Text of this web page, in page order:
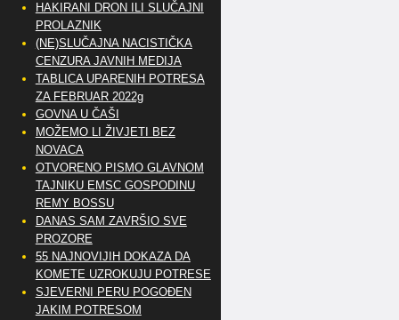
HAKIRANI DRON ILI SLUČAJNI
PROLAZNIK
(NE)SLUČAJNA NACISTIČKA
CENZURA JAVNIH MEDIJA
TABLICA UPARENIH POTRESA
ZA FEBRUAR 2022g
GOVNA U ČAŠI
MOŽEMO LI ŽIVJETI BEZ
NOVACA
OTVORENO PISMO GLAVNOM
TAJNIKU EMSC GOSPODINU
REMY BOSSU
DANAS SAM ZAVRŠIO SVE
PROZORE
55 NAJNOVIJIH DOKAZA DA
KOMETE UZROKUJU POTRESE
SJEVERNI PERU POGOĐEN
JAKIM POTRESOM